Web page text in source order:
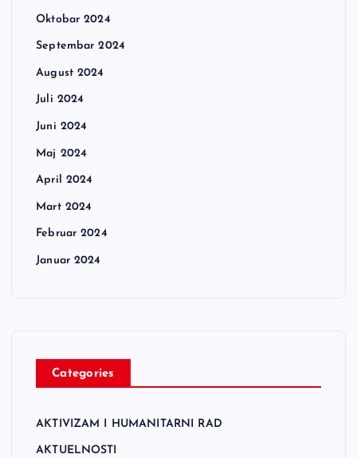
Oktobar 2024
Septembar 2024
August 2024
Juli 2024
Juni 2024
Maj 2024
April 2024
Mart 2024
Februar 2024
Januar 2024
Categories
AKTIVIZAM I HUMANITARNI RAD
AKTUELNOSTI